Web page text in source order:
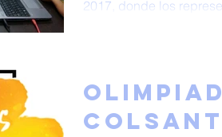
2017, donde los